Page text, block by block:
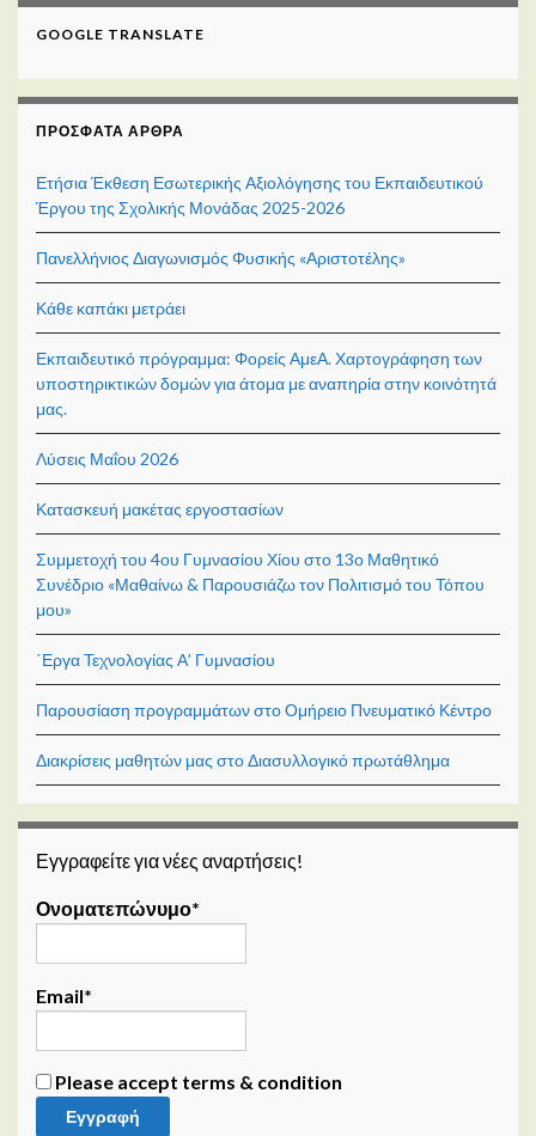
GOOGLE TRANSLATE
ΠΡΌΣΦΑΤΑ ΆΡΘΡΑ
Ετήσια Έκθεση Εσωτερικής Αξιολόγησης του Εκπαιδευτικού
Έργου της Σχολικής Μονάδας 2025-2026
Πανελλήνιος Διαγωνισμός Φυσικής «Αριστοτέλης»
Κάθε καπάκι μετράει
Εκπαιδευτικό πρόγραμμα: Φορείς ΑμεΑ. Χαρτογράφηση των
υποστηρικτικών δομών για άτομα με αναπηρία στην κοινότητά
μας.
Λύσεις Μαΐου 2026
Κατασκευή μακέτας εργοστασίων
Συμμετοχή του 4ου Γυμνασίου Χίου στο 13ο Μαθητικό
Συνέδριο «Μαθαίνω & Παρουσιάζω τον Πολιτισμό του Τόπου
μου»
΄Εργα Τεχνολογίας Α’ Γυμνασίου
Παρουσίαση προγραμμάτων στο Ομήρειο Πνευματικό Κέντρο
Διακρίσεις μαθητών μας στο Διασυλλογικό πρωτάθλημα
Εγγραφείτε για νέες αναρτήσεις!
Ονοματεπώνυμο*
Email*
Please accept terms & condition